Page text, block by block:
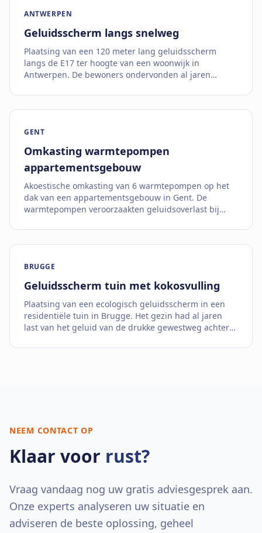
ANTWERPEN
Geluidsscherm langs snelweg
Plaatsing van een 120 meter lang geluidsscherm
langs de E17 ter hoogte van een woonwijk in
Antwerpen. De bewoners ondervonden al jaren
snelwegverkeer.
GENT
Omkasting warmtepompen
appartementsgebouw
Akoestische omkasting van 6 warmtepompen op het
dak van een appartementsgebouw in Gent. De
warmtepompen veroorzaakten geluidsoverlast bij
geluidsnormen.
BRUGGE
Geluidsscherm tuin met kokosvulling
Plaatsing van een ecologisch geluidsscherm in een
residentiële tuin in Brugge. Het gezin had al jaren
last van het geluid van de drukke gewestweg achter
NEEM CONTACT OP
Klaar voor rust?
Vraag vandaag nog uw gratis adviesgesprek aan.
Onze experts analyseren uw situatie en
adviseren de beste oplossing, geheel